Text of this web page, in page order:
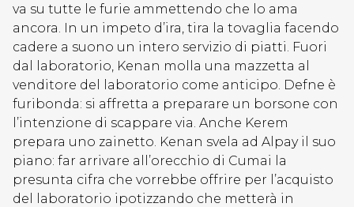
va su tutte le furie ammettendo che lo ama
ancora. In un impeto d’ira, tira la tovaglia facendo
cadere a suono un intero servizio di piatti. Fuori
dal laboratorio, Kenan molla una mazzetta al
venditore del laboratorio come anticipo. Defne è
furibonda: si affretta a preparare un borsone con
l’intenzione di scappare via. Anche Kerem
prepara uno zainetto. Kenan svela ad Alpay il suo
piano: far arrivare all’orecchio di Cumai la
presunta cifra che vorrebbe offrire per l’acquisto
del laboratorio ipotizzando che metterà in